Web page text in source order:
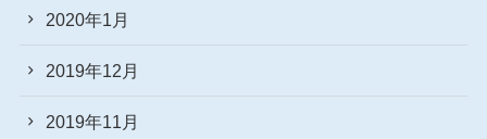
2020年1月
2019年12月
2019年11月